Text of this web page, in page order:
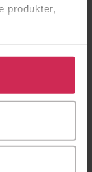
produkter,
til å
også
ved å klikke
249,-
EBOK